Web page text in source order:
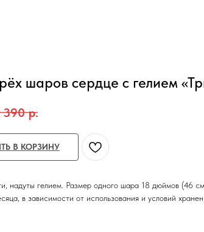
шаров сердце с гелием
390 р.
В КОРЗИНУ
надуты гелием. Размер одного шара 18 дюймов (46
в зависимости от использования и условий